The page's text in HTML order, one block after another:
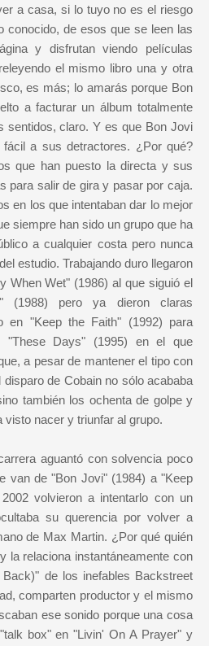
a casa, si lo tuyo no es el riesgo
conocido, de esos que se leen las
y disfrutan viendo películas
el mismo libro una y otra
es más; lo amarás porque Bon
a facturar un álbum totalmente
sentidos, claro. Y es que Bon Jovi
a sus detractores. ¿Por qué?
que han puesto la directa y sus
para salir de gira y pasar por caja.
en los que intentaban dar lo mejor
siempre han sido un grupo que ha
a cualquier costa pero nunca
estudio. Trabajando duro llegaron
When Wet" (1986) al que siguió el
(1988) pero ya dieron claras
en "Keep the Faith" (1992) para
"These Days" (1995) en el que
a pesar de mantener el tipo con
de Cobain no sólo acababa
también los ochenta de golpe y
visto nacer y triunfar al grupo.
aguantó con solvencia poco
van de "Bon Jovi" (1984) a "Keep
volvieron a intentarlo con un
su querencia por volver a
de Max Martin. ¿Por qué quién
la relaciona instantáneamente con
de los inefables Backstreet
comparten productor y el mismo
ese sonido porque una cosa
box" en "Livin' On A Prayer" y